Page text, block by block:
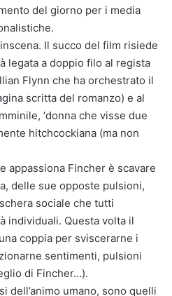
del giorno per i media
Il succo del film risiede
legata a doppio filo al regista
Flynn che ha orchestrato il
scritta del romanzo) e al
‘donna che visse due
hitchcockiana (ma non
appassiona Fincher è scavare
delle sue opposte pulsioni,
sociale che tutti
individuali. Questa volta il
coppia per sviscerarne i
sentimenti, pulsioni
di Fincher…).
dell’animo umano, sono quelli